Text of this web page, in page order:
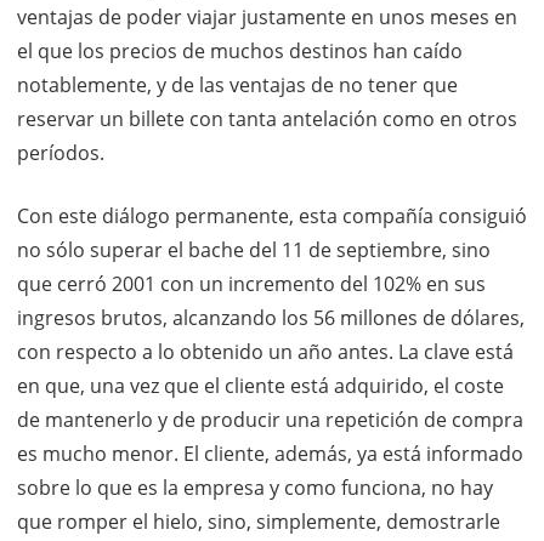
ventajas de poder viajar justamente en unos meses en
el que los precios de muchos destinos han caído
notablemente, y de las ventajas de no tener que
reservar un billete con tanta antelación como en otros
períodos.
Con este diálogo permanente, esta compañía consiguió
no sólo superar el bache del 11 de septiembre, sino
que cerró 2001 con un incremento del 102% en sus
ingresos brutos, alcanzando los 56 millones de dólares,
con respecto a lo obtenido un año antes. La clave está
en que, una vez que el cliente está adquirido, el coste
de mantenerlo y de producir una repetición de compra
es mucho menor. El cliente, además, ya está informado
sobre lo que es la empresa y como funciona, no hay
que romper el hielo, sino, simplemente, demostrarle